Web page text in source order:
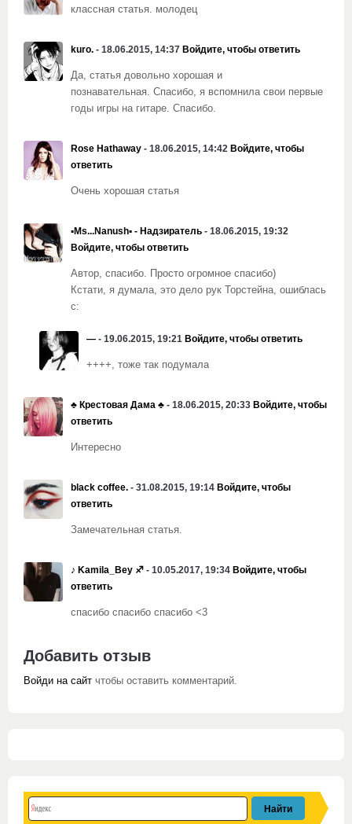
классная статья. молодец
kuro. - 18.06.2015, 14:37 Войдите, чтобы ответить
Да, статья довольно хорошая и
познавательная. Спасибо, я вспомнила свои первые
годы игры на гитаре. Спасибо.
Rose Hathaway - 18.06.2015, 14:42 Войдите, чтобы
ответить
Очень хорошая статья
▪Ms...Nanush▪ - Надзиратель - 18.06.2015, 19:32
Войдите, чтобы ответить
Автор, спасибо. Просто огромное спасибо)
Кстати, я думала, это дело рук Торстейна, ошиблась
с:
— - 19.06.2015, 19:21 Войдите, чтобы ответить
++++, тоже так подумала
♣️ Крестовая Дама ♣️ - 18.06.2015, 20:33 Войдите, чтобы
ответить
Интересно
black coffee. - 31.08.2015, 19:14 Войдите, чтобы
ответить
Замечательная статья.
♪ Kamila_Bey ♐ - 10.05.2017, 19:34 Войдите, чтобы
ответить
спасибо спасибо спасибо <3
Добавить отзыв
Войди на сайт чтобы оставить комментарий.